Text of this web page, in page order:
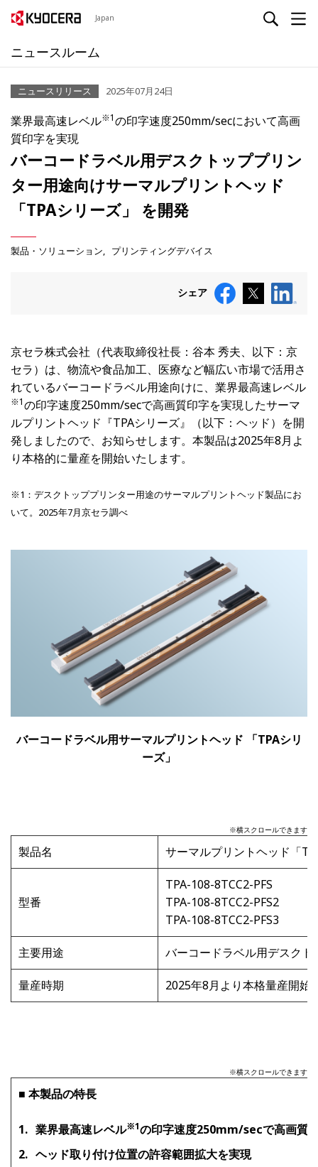
Japan
ニュースルーム
ニュースリリース 2025年07月24日
業界最高速レベル※1の印字速度250mm/secにおいて高画
質印字を実現
バーコードラベル用デスクトッププリン
ター用途向けサーマルプリントヘッド
「TPAシリーズ」 を開発
製品・ソリューション プリンティングデバイス
シェア
京セラ株式会社（代表取締役社長：谷本 秀夫、以下：京
セラ）は、物流や食品加工、医療など幅広い市場で活用さ
れているバーコードラベル用途向けに、業界最高速レベル
※1の印字速度250mm/secで高画質印字を実現したサーマ
ルプリントヘッド『TPAシリーズ』（以下：ヘッド）を開
発しましたので、お知らせします。本製品は2025年8月よ
り本格的に量産を開始いたします。
※1：デスクトッププリンター用途のサーマルプリントヘッド製品にお
いて。2025年7月京セラ調べ
バーコードラベル用サーマルプリントヘッド 「TPAシリ
ーズ」
※横スクロールできます
製品名 サーマルプリントヘッド「
型番
TPA-108-8TCC2-PFS
TPA-108-8TCC2-PFS2
TPA-108-8TCC2-PFS3
主要用途 バーコードラベル用デスクト
量産時期 2025年8月より本格量産開始
※横スクロールできます
■ 本製品の特長
業界最高速レベル※1の印字速度250mm/secで高画質
ヘッド取り付け位置の許容範囲拡大を実現